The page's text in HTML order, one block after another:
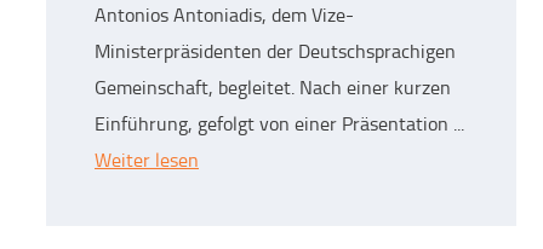
Antonios Antoniadis, dem Vize-
Ministerpräsidenten der Deutschsprachigen
Gemeinschaft, begleitet. Nach einer kurzen
Einführung, gefolgt von einer Präsentation ...
Weiter lesen